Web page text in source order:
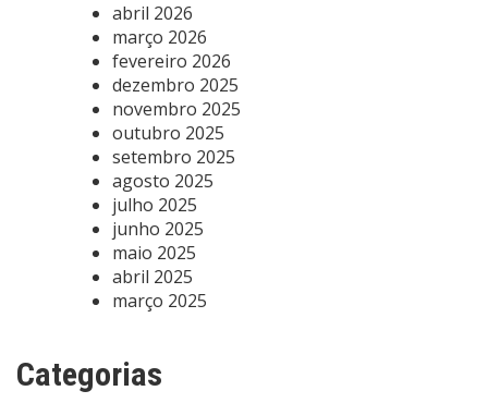
abril 2026
março 2026
fevereiro 2026
dezembro 2025
novembro 2025
outubro 2025
setembro 2025
agosto 2025
julho 2025
junho 2025
maio 2025
abril 2025
março 2025
Categorias